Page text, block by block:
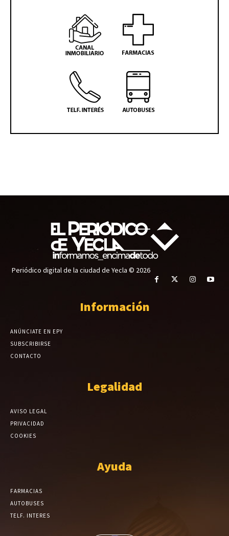
Periódico digital de la ciudad de Yecla © 2026
Información
ANÚNCIATE EN EPY
SUBSCRIBIRSE
CONTACTO
Legalidad
AVISO LEGAL
PRIVACIDAD
COOKIES
Ayuda
FARMACIAS
AUTOBUSES
TELF. INTERES